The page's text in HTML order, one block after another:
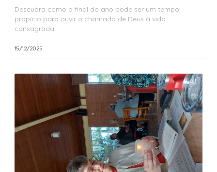
Descubra como o final do ano pode ser um tempo
propício para ouvir o chamado de Deus à vida
consagrada.
15/12/2025